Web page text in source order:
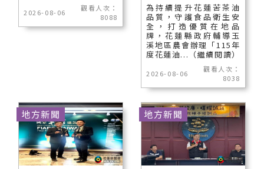
2026-08-06
觀看人次：
8088
為持續提升花蓮苦茶油
品質，守護食品衛生安
全，打造優質在地品
牌，花蓮縣政府輔導玉
溪地區農會辦理「115年
度花蓮油...（繼續閱讀）
2026-08-06
觀看人次：
8038
地方新聞 地方新聞